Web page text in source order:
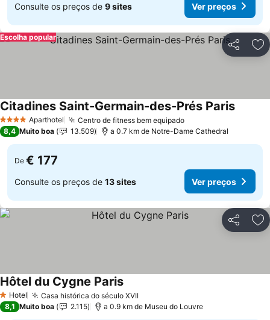
Consulte os preços de 9 sites Ver preços
Partilhar
Escolha popular
4 EstrelasAparthotel Centro de fitness bem equipado
Citadines Saint-Germain-des-Prés Paris
8,4 Muito boa 13.509 a 0.7 km de Notre-Dame Cathedral
De € 177
Consulte os preços de 13 sites Ver preços
Partilhar
1 Estrelas
Hotel Casa histórica do século XVII
Hôtel du Cygne Paris
8,1 Muito boa 2.115 a 0.9 km de Museu do Louvre